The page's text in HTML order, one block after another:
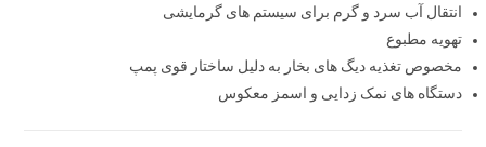
انتقال آب سرد و گرم برای سیستم های گرمایشی
تهویه مطبوع
مخصوص تغذیه دیگ های بخار به دلیل ساختار قوی پمپ
دستگاه های نمک زدایی و اسمز معکوس